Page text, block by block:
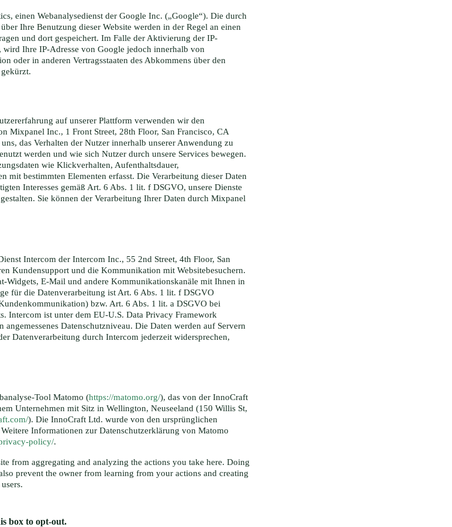
einen Webanalysedienst der Google Inc. („Google“). Die durch
Ihre Benutzung dieser Website werden in der Regel an einen
und dort gespeichert. Im Falle der Aktivierung der IP-
wird Ihre IP-Adresse von Google jedoch innerhalb von
oder in anderen Vertragsstaaten des Abkommens über den
auf unserer Plattform verwenden wir den
Mixpanel Inc., 1 Front Street, 28th Floor, San Francisco, CA
das Verhalten der Nutzer innerhalb unserer Anwendung zu
werden und wie sich Nutzer durch unsere Services bewegen.
wie Klickverhalten, Aufenthaltsdauer,
mit bestimmten Elementen erfasst. Die Verarbeitung dieser Daten
Interesses gemäß Art. 6 Abs. 1 lit. f DSGVO, unsere Dienste
Sie können der Verarbeitung Ihrer Daten durch Mixpanel
Intercom der Intercom Inc., 55 2nd Street, 4th Floor, San
Kundensupport und die Kommunikation mit Websitebesuchern.
Widgets, E-Mail und andere Kommunikationskanäle mit Ihnen in
für die Datenverarbeitung ist Art. 6 Abs. 1 lit. f DSGVO
bzw. Art. 6 Abs. 1 lit. a DSGVO bei
Intercom ist unter dem EU-U.S. Data Privacy Framework
Datenschutzniveau. Die Daten werden auf Servern
Datenverarbeitung durch Intercom jederzeit widersprechen,
Tool Matomo (https://matomo.org/), das von der InnoCraft
Unternehmen mit Sitz in Wellington, Neuseeland (150 Willis St,
). Die InnoCraft Ltd. wurde von den ursprünglichen
Informationen zur Datenschutzerklärung von Matomo
policy/.
from aggregating and analyzing the actions you take here. Doing
prevent the owner from learning from your actions and creating
box to opt-out.